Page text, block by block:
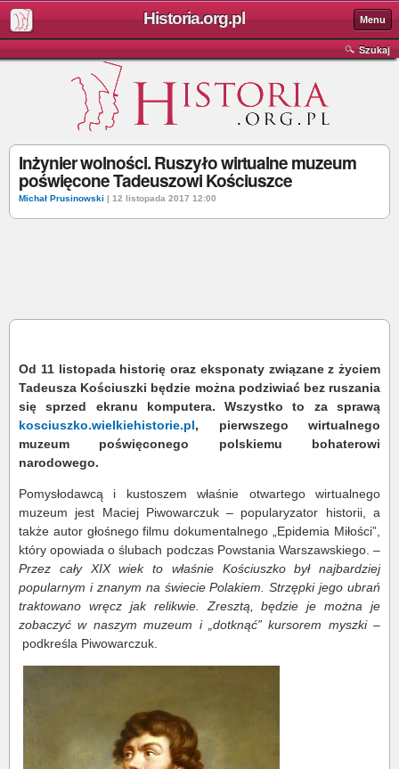
Historia.org.pl Menu
Szukaj
Inżynier wolności. Ruszyło wirtualne muzeum
poświęcone Tadeuszowi Kościuszce
Michał Prusinowski | 12 listopada 2017 12:00
Od 11 listopada historię oraz eksponaty związane z życiem
Tadeusza Kościuszki będzie można podziwiać bez ruszania
się sprzed ekranu komputera. Wszystko to za sprawą
kosciuszko.wielkiehistorie.pl, pierwszego wirtualnego
muzeum poświęconego polskiemu bohaterowi
narodowego.
Pomysłodawcą i kustoszem właśnie otwartego wirtualnego
muzeum jest Maciej Piwowarczuk – popularyzator historii, a
także autor głośnego filmu dokumentalnego „Epidemia Miłości”,
który opowiada o ślubach podczas Powstania Warszawskiego. –
Przez cały XIX wiek to właśnie Kościuszko był najbardziej
popularnym i znanym na świecie Polakiem. Strzępki jego ubrań
traktowano wręcz jak relikwie. Zresztą, będzie je można je
zobaczyć w naszym muzeum i „dotknąć” kursorem myszki–
podkreśla Piwowarczuk.